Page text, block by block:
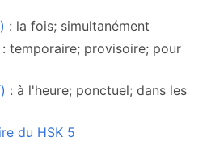
: la fois; simultanément
: temporaire; provisoire; pour
: à l'heure; ponctuel; dans les
du HSK 5